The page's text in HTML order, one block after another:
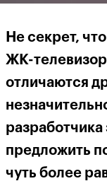
Не секрет,
ЖК-
отличаются
предложить
чуть более